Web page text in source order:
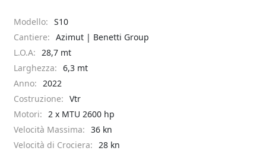
Modello: S10
Cantiere: Azimut | Benetti Group
L.O.A: 28,7 mt
Larghezza: 6,3 mt
Anno: 2022
Costruzione: Vtr
Motori: 2 x MTU 2600 hp
Velocità Massima: 36 kn
Velocità di Crociera: 28 kn